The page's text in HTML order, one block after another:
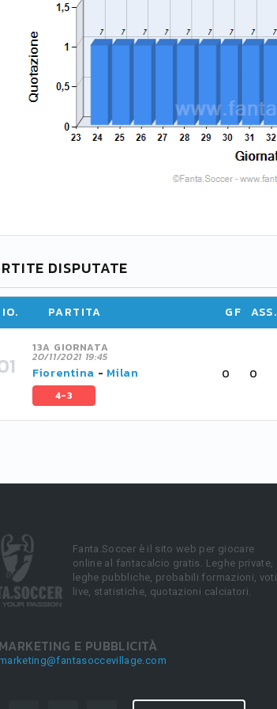
DISPUTATE
PARTITA GF ASS.
13A GIORNATA
20/11/2021 19:45
Fiorentina - Milan
4-3
0 0
Fanta.Soccer è il sito web per giocare
online al fantacalcio gratis. Leghe private,
leghe pubbliche, probabili formazioni, voti
live, statistiche, quotazioni calciatori.
MARKETING E PUBBLICITÀ